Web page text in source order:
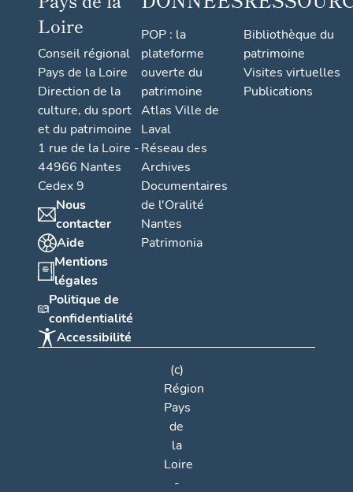
Loire
Conseil régional
Pays de la Loire
Direction de la
culture, du sport
et du patrimoine
1 rue de la Loire -
44966 Nantes
Cedex 9
Nous
contacter
Aide
Mentions
légales
Politique de
confidentialité
Accessibilité
POP : la
plateforme
ouverte du
patrimoine
Atlas Ville de
Laval
Réseau des
Archives
Documentaires
de l'Oralité
Nantes
Patrimonia
Bibliothèque du
patrimoine
Visites virtuelles
Publications
(c)
Région
Pays
de
la
Loire
-